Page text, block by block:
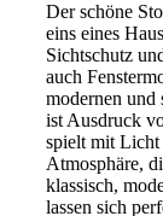
Der schöne
eins eines
Sichtschutz
auch
modernen
ist Ausdruck
spielt mit Licht
Atmosphäre,
klassisch,
lassen sich